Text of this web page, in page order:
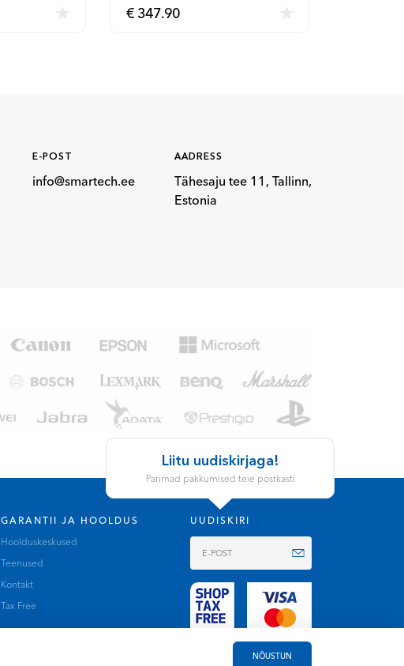
€ 347.90
AADRESS
Tähesaju tee 11, Tallinn,
Estonia
E-POST
info@smartech.ee
GARANTII JA HOOLDUS
Hoolduskeskused
Teenused
Kontakt
Tax Free
UUDISKIRI
Liitu uudiskirjaga!
Parimad pakkumised teie postkasti
NÕUSTUN